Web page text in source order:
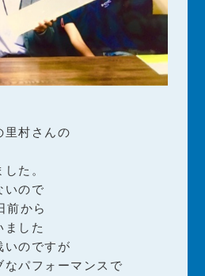
里村さんの
た。
いので
前から
ました
いのですが
なパフォーマンスで